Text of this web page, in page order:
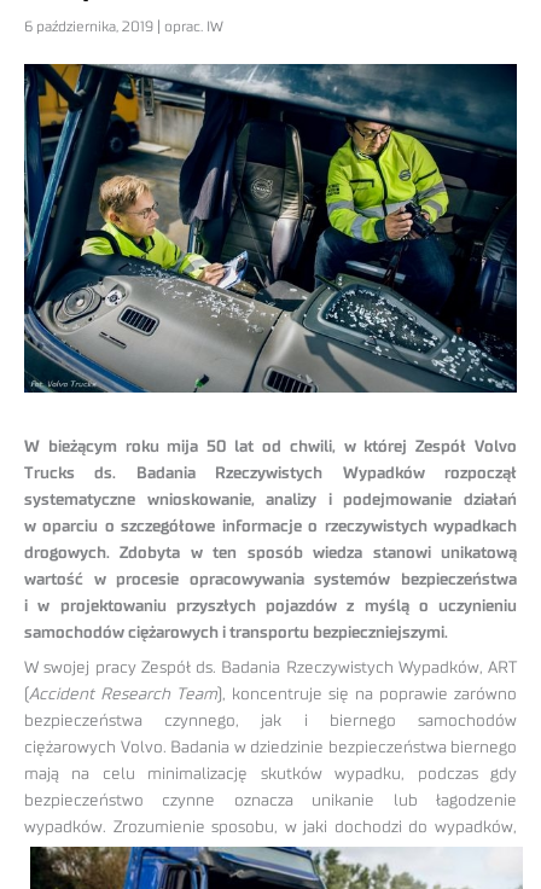
6 października, 2019 | oprac. IW
W bieżącym roku mija 50 lat od chwili, w której Zespół Volvo
Trucks ds. Badania Rzeczywistych Wypadków rozpoczął
systematyczne wnioskowanie, analizy i podejmowanie działań
w oparciu o szczegółowe informacje o rzeczywistych wypadkach
drogowych. Zdobyta w ten sposób wiedza stanowi unikatową
wartość w procesie opracowywania systemów bezpieczeństwa
i w projektowaniu przyszłych pojazdów z myślą o uczynieniu
samochodów ciężarowych i transportu bezpieczniejszymi.
W swojej pracy Zespół ds. Badania Rzeczywistych Wypadków, ART
Accident Research Team ), koncentruje się na poprawie zarówno
bezpieczeństwa czynnego, jak i biernego samochodów
ciężarowych Volvo. Badania w dziedzinie bezpieczeństwa biernego
mają na celu minimalizację skutków wypadku, podczas gdy
bezpieczeństwo czynne oznacza unikanie lub łagodzenie
wypadków. Zrozumienie sposobu, w jaki dochodzi do wypadków,